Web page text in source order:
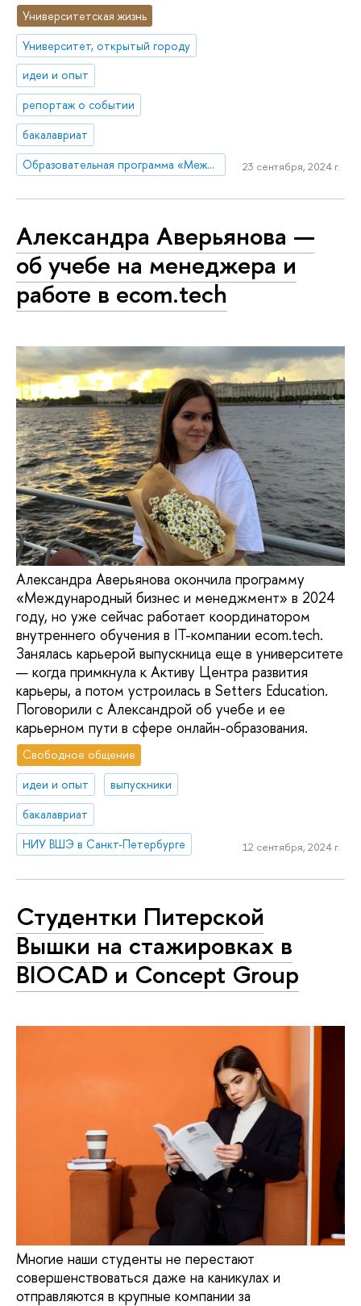
Университетская жизнь
Университет, открытый городу
идеи и опыт
репортаж о событии
бакалавриат
Образовательная программа «Международная программа по бизнесу и экономике»
23 сентября, 2024 г.
Александра Аверьянова —
об учебе на менеджера и
работе в ecom.tech
Александра Аверьянова окончила программу
«Международный бизнес и менеджмент» в 2024
году, но уже сейчас работает координатором
внутреннего обучения в IT-компании ecom.tech.
Занялась карьерой выпускница еще в университете
— когда примкнула к Активу Центра развития
карьеры, а потом устроилась в Setters Education.
Поговорили с Александрой об учебе и ее
карьерном пути в сфере онлайн-образования.
Свободное общение
идеи и опыт
выпускники
бакалавриат
НИУ ВШЭ в Санкт-Петербурге
12 сентября, 2024 г.
Студентки Питерской
Вышки на стажировках в
BIOCAD и Concept Group
Многие наши студенты не перестают
совершенствоваться даже на каникулах и
отправляются в крупные компании за